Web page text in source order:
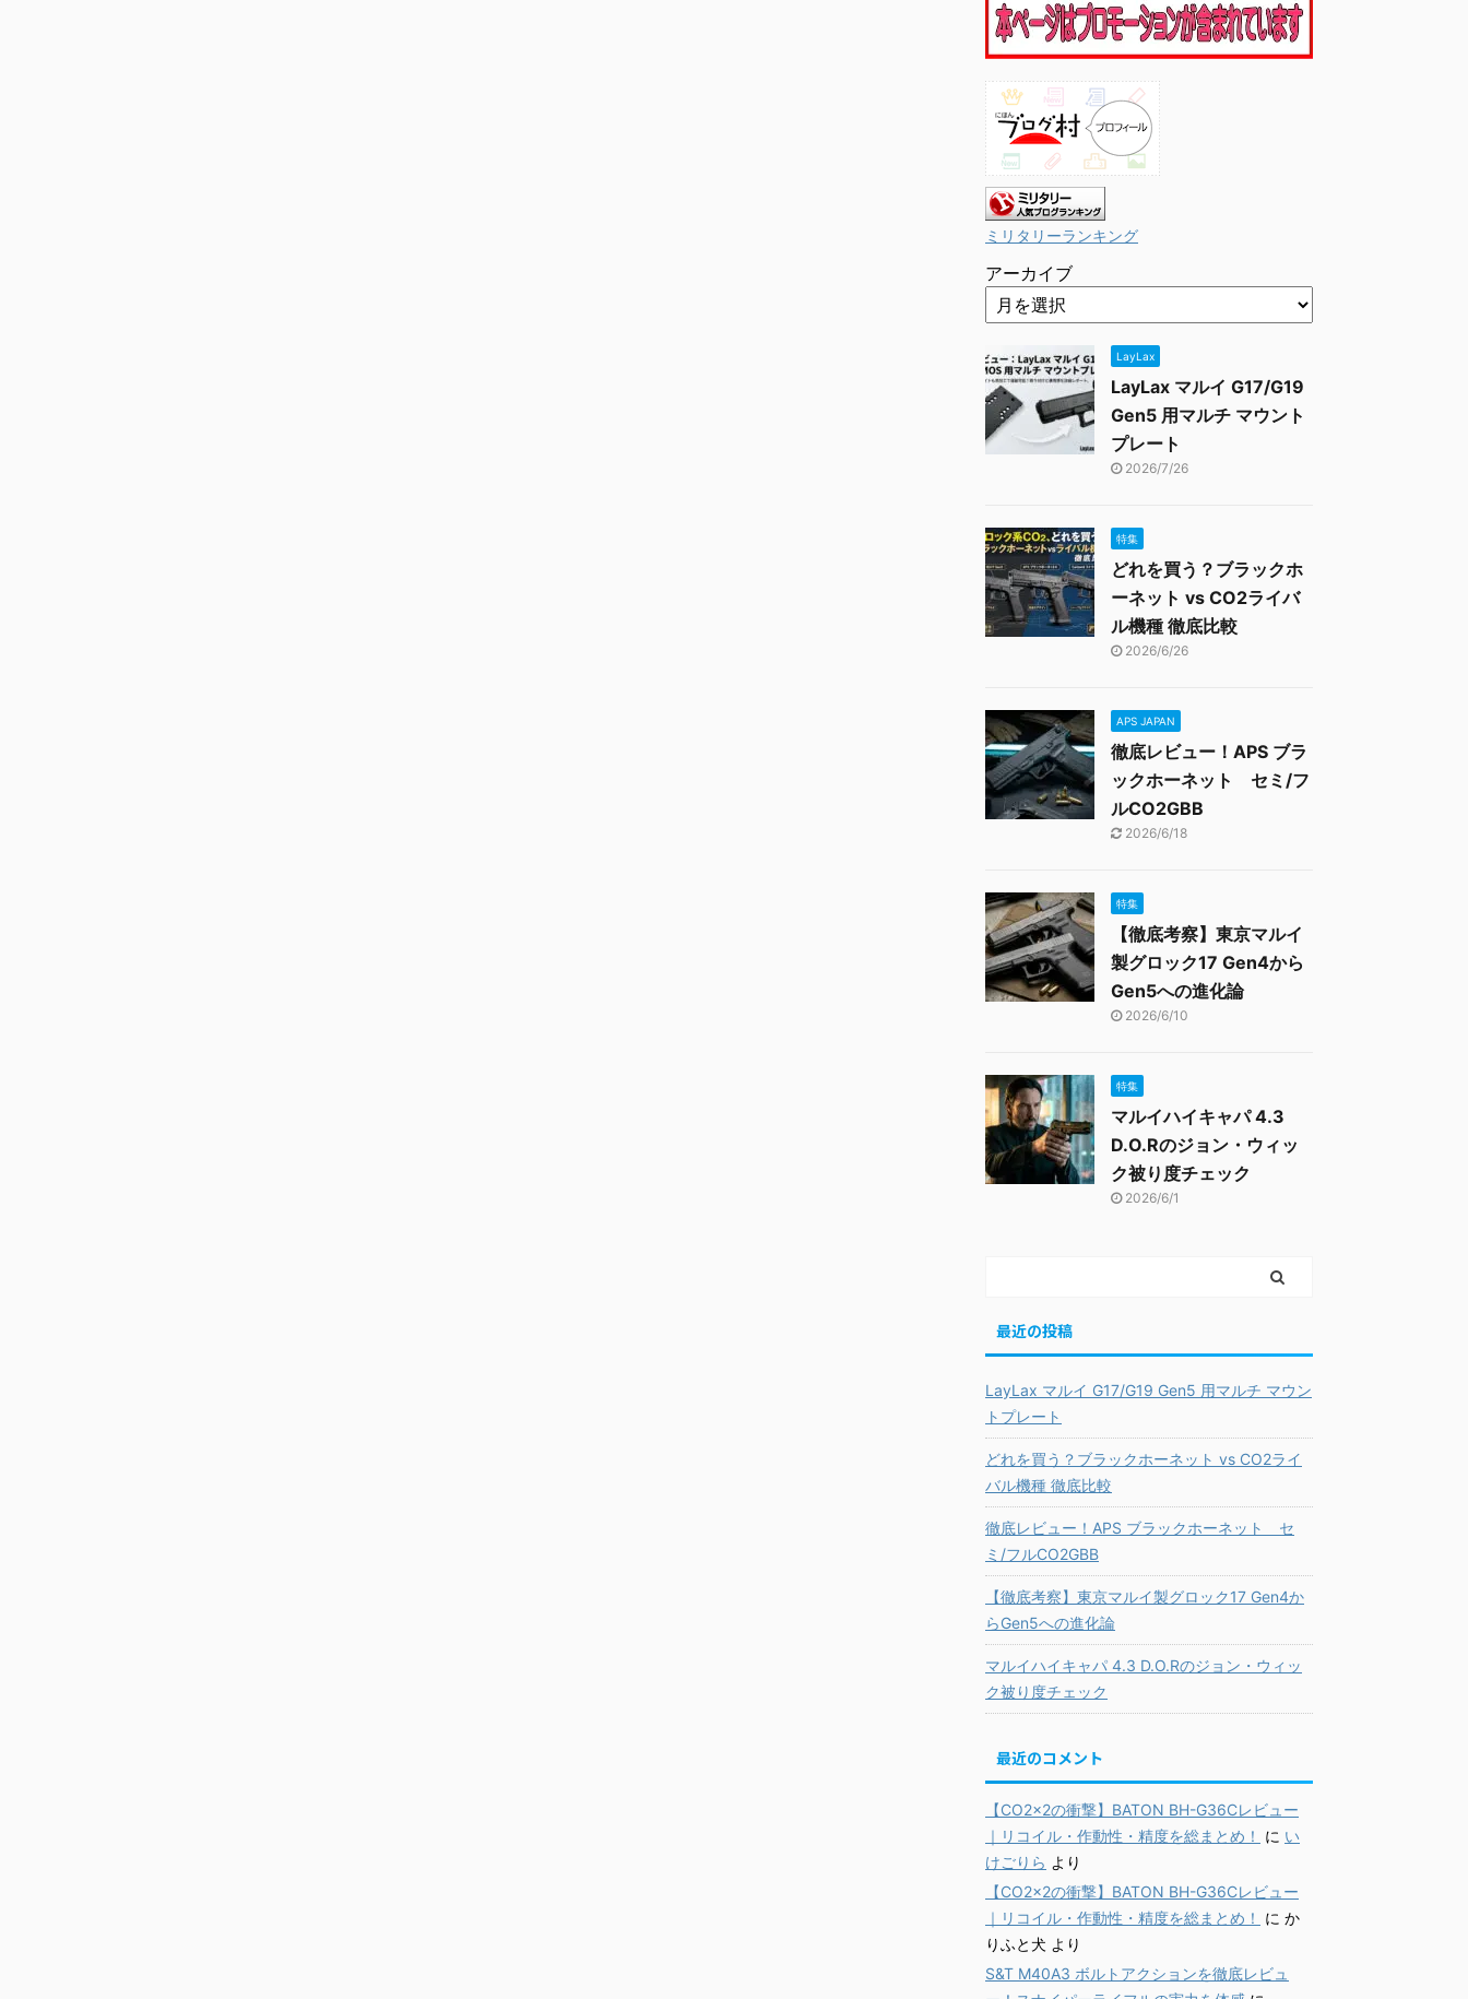
ミリタリーランキング
アーカイブ
LayLax
LayLax マルイ G17/G19
Gen5 用マルチ マウント
プレート
2026/7/26
特集
どれを買う？ブラックホ
ーネット vs CO2ライバ
ル機種 徹底比較
2026/6/26
APS JAPAN
徹底レビュー！APS ブラ
ックホーネット セミ/フ
ルCO2GBB
2026/6/18
特集
【徹底考察】東京マルイ
製グロック17 Gen4から
Gen5への進化論
2026/6/10
特集
マルイハイキャパ 4.3
D.O.Rのジョン・ウィッ
ク被り度チェック
2026/6/1
最近の投稿
LayLax マルイ G17/G19 Gen5 用マルチ マウン
トプレート
どれを買う？ブラックホーネット vs CO2ライ
バル機種 徹底比較
徹底レビュー！APS ブラックホーネット セ
ミ/フルCO2GBB
【徹底考察】東京マルイ製グロック17 Gen4か
らGen5への進化論
マルイハイキャパ 4.3 D.O.Rのジョン・ウィッ
ク被り度チェック
最近のコメント
【CO2×2の衝撃】BATON BH-G36Cレビュー
｜リコイル・作動性・精度を総まとめ！
に い
けごりら より
【CO2×2の衝撃】BATON BH-G36Cレビュー
｜リコイル・作動性・精度を総まとめ！
に か
りふと犬 より
S&T M40A3 ボルトアクションを徹底レビュ